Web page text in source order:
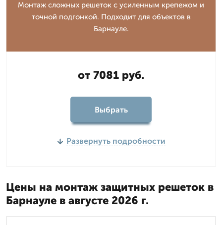
Монтаж сложных решеток с усиленным крепежом и
точной подгонкой. Подходит для объектов в
Барнауле.
от 7081 руб.
Выбрать
Развернуть подробности
Цены на монтаж защитных решеток в
Барнауле в августе 2026 г.